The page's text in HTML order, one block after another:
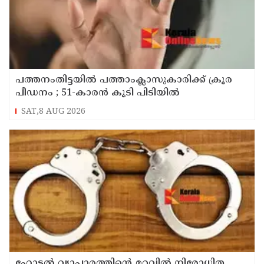
പത്തനംതിട്ടയിൽ പത്താംക്ലാസുകാരിക്ക് ക്രൂര
പീഡനം ; 51-കാരൻ കൂടി പിടിയിൽ
SAT,8 AUG 2026